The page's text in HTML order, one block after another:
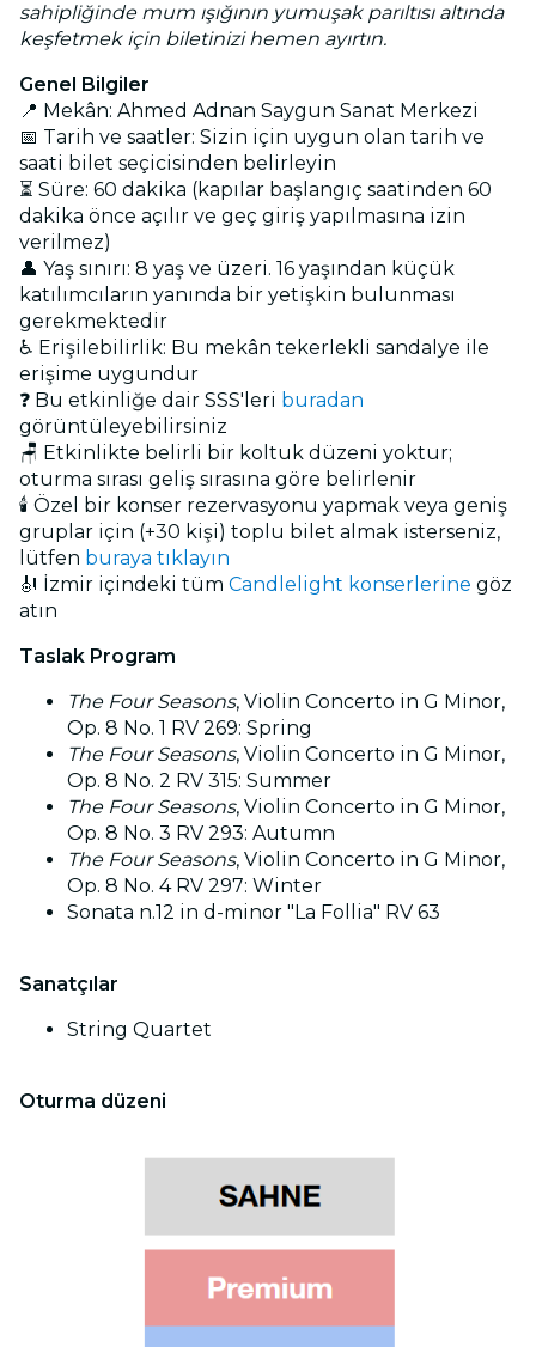
sahipliğinde mum ışığının yumuşak parıltısı altında
keşfetmek için biletinizi hemen ayırtın.
Genel Bilgiler
📍 Mekân: Ahmed Adnan Saygun Sanat Merkezi
📅 Tarih ve saatler: Sizin için uygun olan tarih ve
saati bilet seçicisinden belirleyin
⏳ Süre: 60 dakika (kapılar başlangıç saatinden 60
dakika önce açılır ve geç giriş yapılmasına izin
verilmez)
👤 Yaş sınırı: 8 yaş ve üzeri. 16 yaşından küçük
katılımcıların yanında bir yetişkin bulunması
gerekmektedir
♿ Erişilebilirlik: Bu mekân tekerlekli sandalye ile
erişime uygundur
❓ Bu etkinliğe dair SSS'leri buradan
görüntüleyebilirsiniz
🪑 Etkinlikte belirli bir koltuk düzeni yoktur;
oturma sırası geliş sırasına göre belirlenir
🕯️ Özel bir konser rezervasyonu yapmak veya geniş
gruplar için (+30 kişi) toplu bilet almak isterseniz,
lütfen buraya tıklayın
🎻 İzmir içindeki tüm Candlelight konserlerine göz
atın
Taslak Program
The Four Seasons, Violin Concerto in G Minor,
Op. 8 No. 1 RV 269: Spring
The Four Seasons, Violin Concerto in G Minor,
Op. 8 No. 2 RV 315: Summer
The Four Seasons, Violin Concerto in G Minor,
Op. 8 No. 3 RV 293: Autumn
The Four Seasons, Violin Concerto in G Minor,
Op. 8 No. 4 RV 297: Winter
Sonata n.12 in d-minor "La Follia" RV 63
Sanatçılar
String Quartet
Oturma düzeni